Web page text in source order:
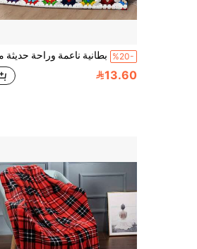
%20-
13.60